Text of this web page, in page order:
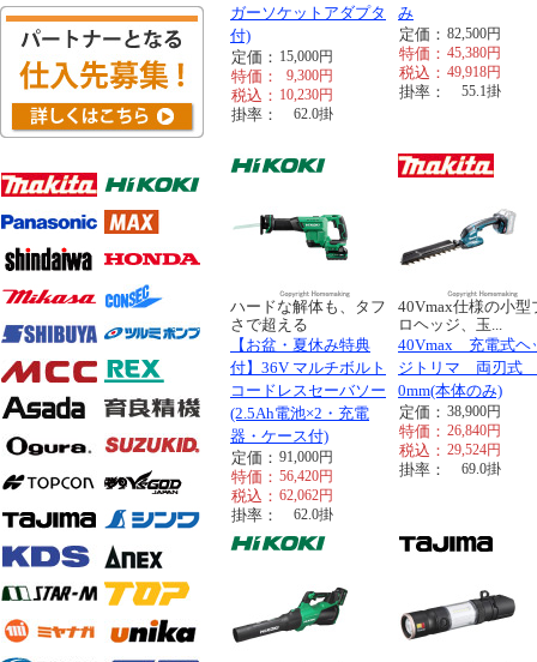
ガーソケットアダプタ
付)
定価： 15,000円
特価： 9,300円
税込： 10,230円
掛率： 62.0掛
み
定価： 82,500円
特価： 45,380円
税込： 49,918円
掛率： 55.1掛
ハードな解体も、タフ
さで超える
【お盆・夏休み特典
付】36V マルチボルト
コードレスセーバソー
(2.5Ah電池×2・充電
器・ケース付)
定価： 91,000円
特価： 56,420円
税込： 62,062円
掛率： 62.0掛
40Vmax仕様の小型
ロヘッジ、玉...
40Vmax 充電式ヘ
ジトリマ 両刃式
0mm(本体のみ)
定価： 38,900円
特価： 26,840円
税込： 29,524円
掛率： 69.0掛